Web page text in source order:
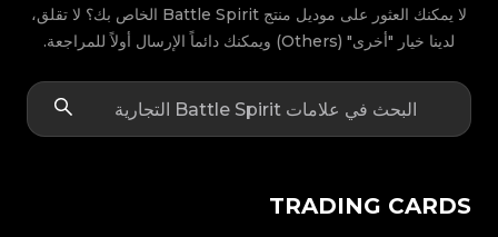
لا يمكنك العثور على موديل منتج Battle Spirit الخاص بك؟ لا تقلق،
لدينا خيار "أخرى" (Others) ويمكنك دائماً الإرسال أولاً للمراجعة.
TRADING CARDS